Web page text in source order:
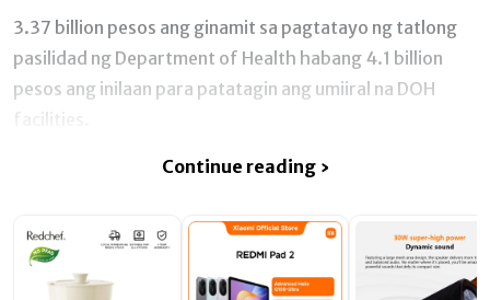
3.37 billion pesos ang ginamit sa pagtatayo ng tatlong
pasilidad ng Department of Health habang 4.1 billion
pesos ang inilaan para patatagin ang umiiral na DOH
facilities.
Continue reading ›